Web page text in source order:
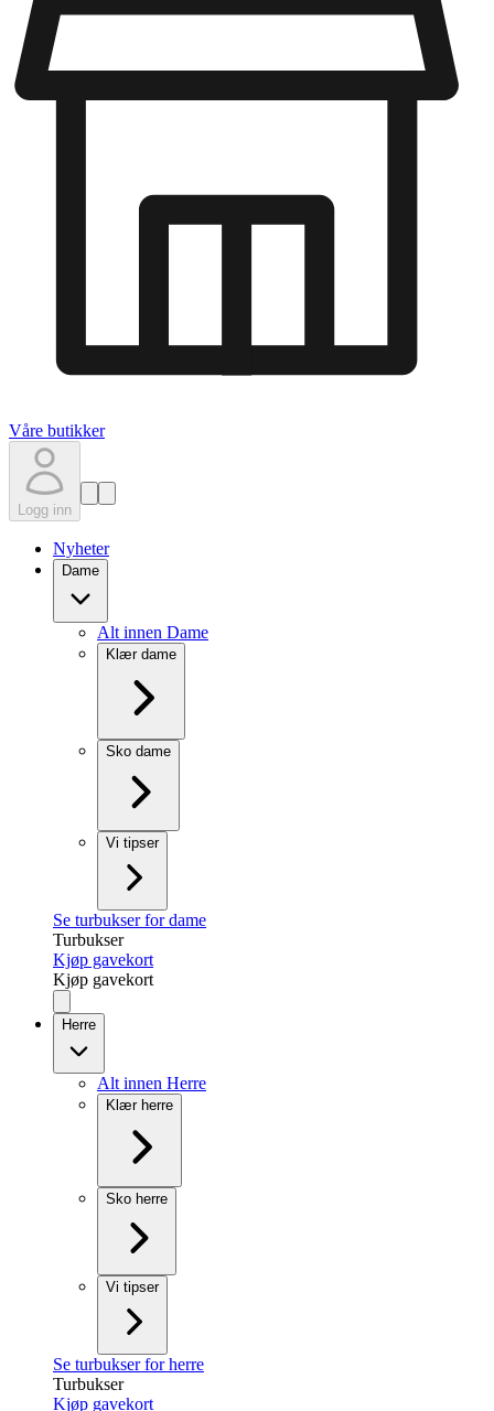
Våre butikker
Logg inn
Nyheter
Dame
Alt innen Dame
Klær dame
Sko dame
Vi tipser
Se turbukser for dame
Turbukser
Kjøp gavekort
Kjøp gavekort
Herre
Alt innen Herre
Klær herre
Sko herre
Vi tipser
Se turbukser for herre
Turbukser
Kjøp gavekort